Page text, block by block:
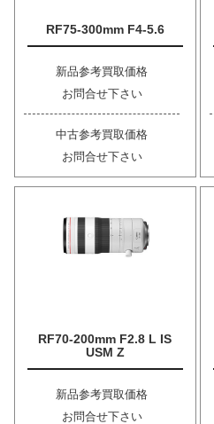
RF75-300mm F4-5.6
新品参考買取価格
お問合せ下さい
中古参考買取価格
お問合せ下さい
RF70-200mm F2.8 L IS
USM Z
新品参考買取価格
お問合せ下さい